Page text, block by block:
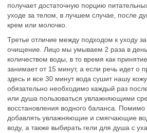
получает достаточную порцию
уходе за телом, в лучшем случае, после
крем или молочко.
Третье отличие между подходом к уходу
очищение. Лицо мы умываем 2 раза в
количеством воды, в то время как
занимает от 15 минут, а если речь идет о
здесь и все 30 минут вода сушит нашу
обязательно необходимо каждый раз
или душа пользоваться увлажняющими
восстановления водного баланса. Помимо
добавлять увлажняющие и смягчающие
воду, а также выбирать гели для душа с